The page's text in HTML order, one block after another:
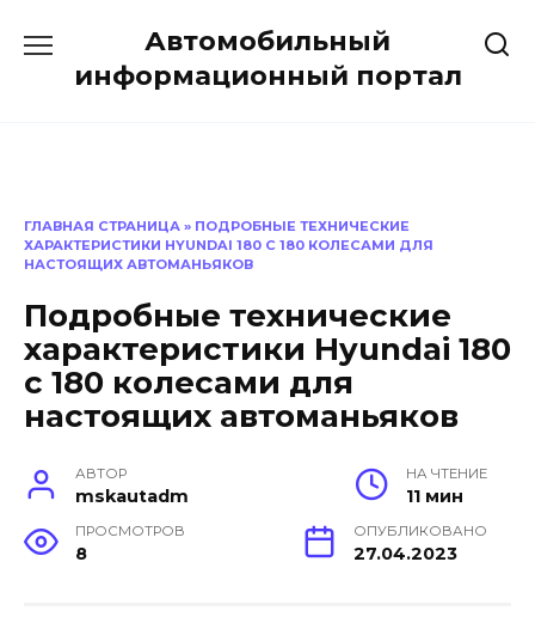
содержанию
Автомобильный
информационный портал
ГЛАВНАЯ СТРАНИЦА » ПОДРОБНЫЕ ТЕХНИЧЕСКИЕ
ХАРАКТЕРИСТИКИ HYUNDAI 180 С 180 КОЛЕСАМИ ДЛЯ
НАСТОЯЩИХ АВТОМАНЬЯКОВ
Подробные технические
характеристики Hyundai 180
с 180 колесами для
настоящих автоманьяков
АВТОР
mskautadm
НА ЧТЕНИЕ
11 мин
ПРОСМОТРОВ
8
ОПУБЛИКОВАНО
27.04.2023